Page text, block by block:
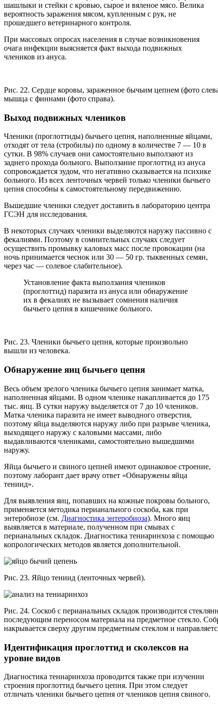
шашлыки и стейки с кровью, сырое и вяленое мясо. Велика
вероятность заражения мясом, купленным с рук, не
прошедшего ветеринарного контроля.
При массовых опросах населения в случае возникновения
очага инфекции выясняется факт выхода подвижных
члеников из ануса.
Рис. 22. Сердце коровы, зараженное бычьим цепнем (фото
мышца с финнами (фото справа).
Выход подвижных члеников
Членики (проглоттиды) бычьего цепня, наполненные яйцами,
отходят от тела (стробилы) по одному в количестве 7 — 10 в
сутки. В 98% случаев они самостоятельно выползают из
заднего прохода больного. Выползание проглоттид из ануса
сопровождается зудом, что негативно сказывается на психике
больного. Из всех ленточных червей только членики бычьего
цепня способны к самостоятельному передвижению.
Вышедшие членики следует доставить в лабораторию центра
ГСЭН для исследования.
В некоторых случаях членики выделяются наружу пассивно с
фекалиями. Поэтому в сомнительных случаях следует
осуществить промывку каловых масс после провокации (на
ночь принимается чеснок или 30 — 50 гр. тыквенных семян,
через час — солевое слабительное).
Установление факта выползания члеников
(проглоттид) паразита из ануса или обнаружение
их в фекалиях не вызывает сомнения наличия
бычьего цепня в кишечнике больного.
Рис. 23. Членики бычьего цепня, которые произвольно
вышли из человека.
Обнаружение яиц бычьего цепня
Весь объем зрелого членика бычьего цепня занимает матка,
наполненная яйцами. В одном членике накапливается до 175
тыс. яиц. В сутки наружу выделяется от 7 до 10 члеников.
Матка членика паразита не имеет выводного отверстия,
поэтому яйца выделяются наружу либо при разрыве членика,
выходящего наружу с каловыми массами, либо
выдавливаются члениками, самостоятельно вышедшими
наружу.
Яйца бычьего и свиного цепней имеют одинаковое строение,
поэтому лаборант дает врачу ответ «Обнаружены яйца
тениид».
Для выявления яиц, попавших на кожные покровы больного,
применяется методика перианального соскоба, как при
энтеробиозе (см. Диагностика энтеробиоза). Много яиц
выявляется в материале, полученном при смывах с
перианальных складок. Диагностика тениаринхоза с помощью
копрологических методов является дополнительной.
Рис. 23. Яйцо тениид (ленточных червей).
Рис. 24. Соскоб с перианальных складок производится
последующим переносом материала на предметное стекло.
накрывается сверху другим предметным стеклом и
Идентификация проглоттид и сколексов на
уровне видов
Диагностика тениаринхоза проводится также при изучении
строения проглоттид бычьего цепня. При этом следует
отличать членики бычьего цепня от члеников цепня свиного.